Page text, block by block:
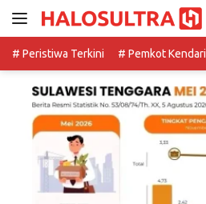
# Peristiwa Terkini
# Pemkot Kendari